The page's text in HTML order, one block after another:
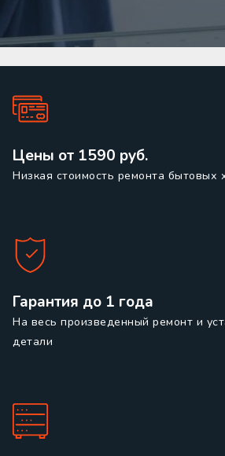
Цены от 1590 руб.
Низкая стоимость ремонта бытовых
Гарантия до 1 года
На весь произведенный ремонт и
детали